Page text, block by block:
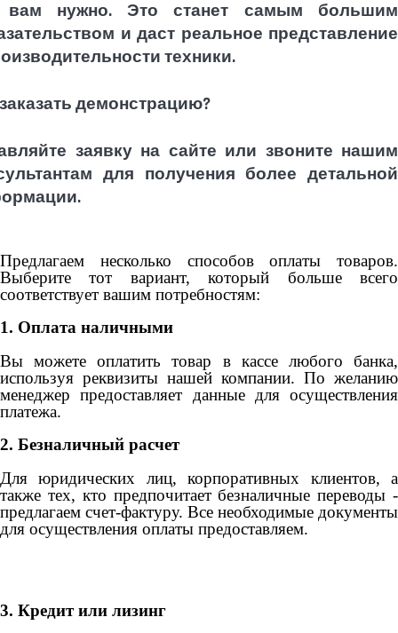
вам нужно. Это станет самым большим
и даст реальное представление
техники.
демонстрацию?
заявку на сайте или звоните нашим
для получения более детальной
Предлагаем несколько способов оплаты товаров.
Выберите тот вариант, который больше всего
соответствует вашим потребностям:
1. Оплата наличными
Вы можете оплатить товар в кассе любого банка,
используя реквизиты нашей компании. По желанию
менеджер предоставляет данные для осуществления
платежа.
2. Безналичный расчет
Для юридических лиц, корпоративных клиентов, а
также тех, кто предпочитает безналичные переводы -
предлагаем счет-фактуру. Все необходимые документы
для осуществления оплаты предоставляем.
3. Кредит или лизинг